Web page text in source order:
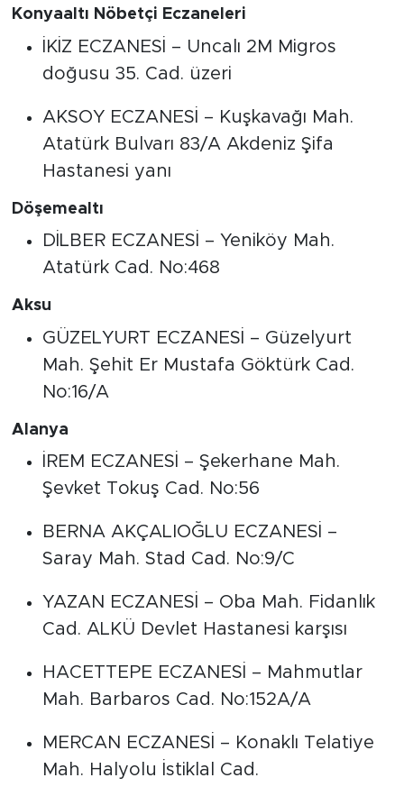
Konyaaltı Nöbetçi Eczaneleri
İKİZ ECZANESİ – Uncalı 2M Migros
doğusu 35. Cad. üzeri
AKSOY ECZANESİ – Kuşkavağı Mah.
Atatürk Bulvarı 83/A Akdeniz Şifa
Hastanesi yanı
Döşemealtı
DİLBER ECZANESİ – Yeniköy Mah.
Atatürk Cad. No:468
Aksu
GÜZELYURT ECZANESİ – Güzelyurt
Mah. Şehit Er Mustafa Göktürk Cad.
No:16/A
Alanya
İREM ECZANESİ – Şekerhane Mah.
Şevket Tokuş Cad. No:56
BERNA AKÇALIOĞLU ECZANESİ –
Saray Mah. Stad Cad. No:9/C
YAZAN ECZANESİ – Oba Mah. Fidanlık
Cad. ALKÜ Devlet Hastanesi karşısı
HACETTEPE ECZANESİ – Mahmutlar
Mah. Barbaros Cad. No:152A/A
MERCAN ECZANESİ – Konaklı Telatiye
Mah. Halyolu İstiklal Cad.